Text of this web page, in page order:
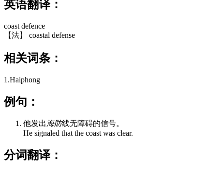
英语翻译：
coast defence
【法】 coastal defense
相关词条：
1.Haiphong
例句：
他发出海防线无障碍的信号。
He signaled that the coast was clear.
分词翻译：